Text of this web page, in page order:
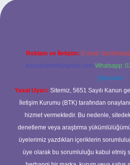
Reklam ve İletişim: E-mail:
forumhizmeti@gmail.com Whatsapp:
@karabul
Yasal Uyarı: Sitemiz, 5651 Sayılı Kanun
İletişim Kurumu (BTK) tarafından
hizmet vermektedir. Bu nedenle,
denetleme veya araştırma
üyelerimiz yazdıkları içeriklerin
üye olarak bu sorumluluğu kabul etmiş